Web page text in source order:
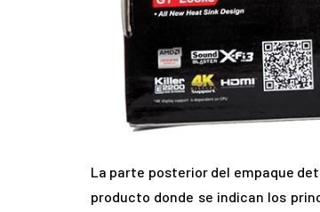
La parte posterior del empaque
producto donde se indican los